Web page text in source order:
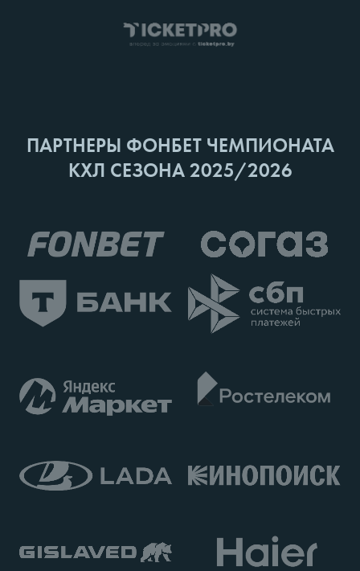
ПАРТНЕРЫ ФОНБЕТ ЧЕМПИОНАТА
КХЛ СЕЗОНА 2025/2026